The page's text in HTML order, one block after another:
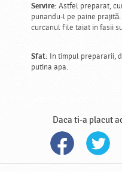
Servire: Astfel preparat,
punandu-l pe paine
curcanul file taiat in fasii
Sfat: In timpul prepararii,
putina apa.
Daca ti-a placut